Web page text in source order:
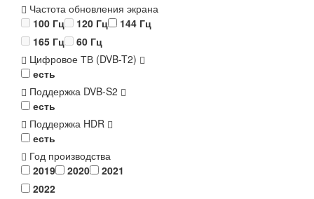
Частота обновления экрана
100 Гц
120 Гц
144 Гц
165 Гц
60 Гц
Цифровое ТВ (DVB-T2)
есть
Поддержка DVB-S2
есть
Поддержка HDR
есть
Год производства
2019
2020
2021
2022